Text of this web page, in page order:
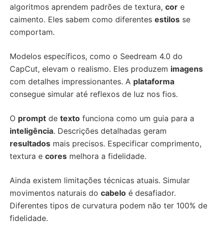
algoritmos aprendem padrões de textura, cor e
caimento. Eles sabem como diferentes estilos se
comportam.
Modelos específicos, como o Seedream 4.0 do
CapCut, elevam o realismo. Eles produzem imagens
com detalhes impressionantes. A plataforma
consegue simular até reflexos de luz nos fios.
O prompt de texto funciona como um guia para a
inteligência. Descrições detalhadas geram
resultados mais precisos. Especificar comprimento,
textura e cores melhora a fidelidade.
Ainda existem limitações técnicas atuais. Simular
movimentos naturais do cabelo é desafiador.
Diferentes tipos de curvatura podem não ter 100% de
fidelidade.